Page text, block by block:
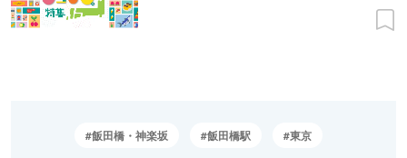
飯田橋・神楽坂 飯田橋駅 東京